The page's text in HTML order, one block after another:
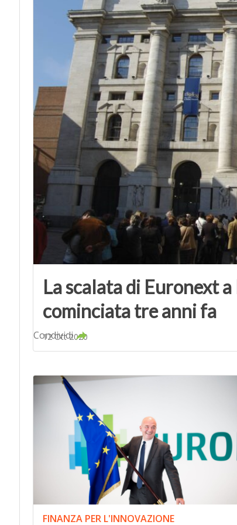
La scalata di Euronext
cominciata tre anni fa
12 Ott 2020
Condividi
FINANZA PER L'INNOVAZIONE